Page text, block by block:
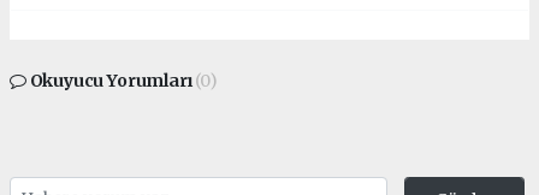
Okuyucu Yorumları(0)